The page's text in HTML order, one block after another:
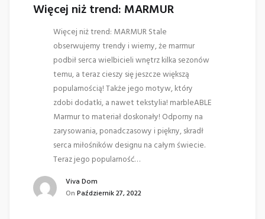
Więcej niż trend: MARMUR
Więcej niż trend: MARMUR Stale
obserwujemy trendy i wiemy, że marmur
podbił serca wielbicieli wnętrz kilka sezonów
temu, a teraz cieszy się jeszcze większą
popularnością! Także jego motyw, który
zdobi dodatki, a nawet tekstylia! marbleABLE
Marmur to materiał doskonały! Odporny na
zarysowania, ponadczasowy i piękny, skradł
serca miłośników designu na całym świecie.
Teraz jego popularność…
Viva Dom
On Październik 27, 2022